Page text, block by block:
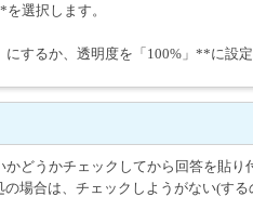
選択します。
するか、透明度を「100%」**に設
どうかチェックしてから回答を貼り
場合は、チェックしようがない(す